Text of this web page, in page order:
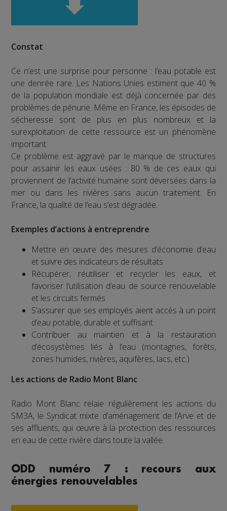
Constat
Ce n’est une surprise pour personne : l’eau potable est
une denrée rare. Les Nations Unies estiment que 40 %
de la population mondiale est déjà concernée par des
problèmes de pénurie. Même en France, les épisodes de
sécheresse sont de plus en plus nombreux et la
surexploitation de cette ressource est un phénomène
important.
Ce problème est aggravé par le manque de structures
pour assainir les eaux usées : 80 % de ces eaux qui
proviennent de l’activité humaine sont déversées dans la
mer ou dans les rivières sans aucun traitement. En
France, la qualité de l’eau s’est dégradée.
Exemples d’actions à entreprendre
Mettre en œuvre des mesures d’économie d’eau
et suivre des indicateurs de résultats
Récupérer, réutiliser et recycler les eaux, et
favoriser l’utilisation d’eau de source renouvelable
et les circuits fermés
S’assurer que ses employés aient accès à un point
d’eau potable, durable et suffisant
Contribuer au maintien et à la restauration
d’écosystèmes liés à l’eau (montagnes, forêts,
zones humides, rivières, aquifères, lacs, etc.)
Les actions de Radio Mont Blanc
Radio Mont Blanc relaie régulièrement les actions du
SM3A, le Syndicat mixte d’aménagement de l’Arve et de
ses affluents, qui œuvre à la protection des ressources
en eau de cette rivière dans toute la vallée.
ODD numéro 7 : recours aux
énergies renouvelables